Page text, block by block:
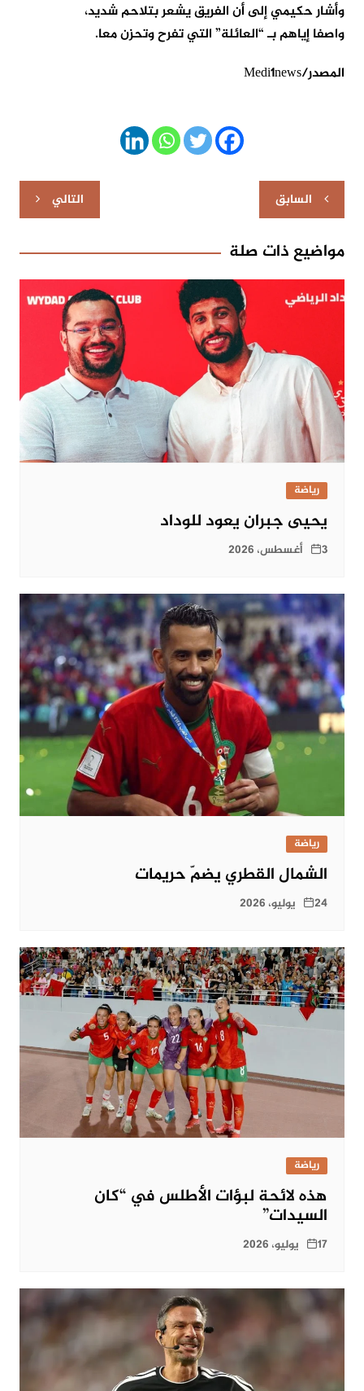
وأشار حكيمي إلى أن الفريق يشعر بتلاحم شديد،
واصفا إياهم بـ “العائلة” التي تفرح وتحزن معا.
المصدر/Medi1news
تصفّح
المقالات
السابق التالي
مواضيع ذات صلة
رياضة
يحيى جبران يعود للوداد
3 أغسطس، 2026
رياضة
الشمال القطري يضمّ حريمات
24 يوليو، 2026
رياضة
هذه لائحة لبؤات الأطلس في “كان
السيدات”
17 يوليو، 2026